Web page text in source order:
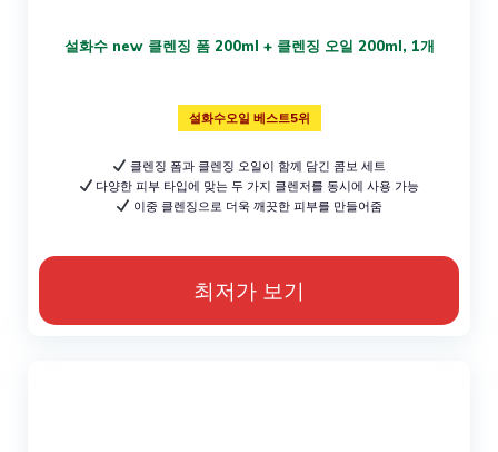
설화수 new 클렌징 폼 200ml + 클렌징 오일 200ml, 1개
설화수오일 베스트5위
클렌징 폼과 클렌징 오일이 함께 담긴 콤보 세트
다양한 피부 타입에 맞는 두 가지 클렌저를 동시에 사용 가능
이중 클렌징으로 더욱 깨끗한 피부를 만들어줌
최저가 보기